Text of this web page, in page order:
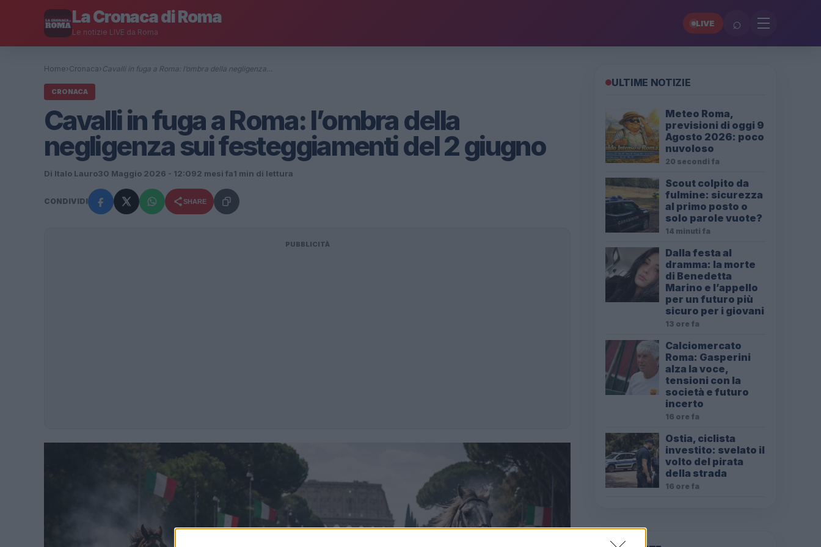
La Cronaca di Roma
Le notizie LIVE da Roma
LIVE ⌕
Home› Cronaca› Cavalli in fuga a Roma: l’ombra della negligenza…
CRONACA
Cavalli in fuga a Roma: l’ombra della
negligenza sui festeggiamenti del 2 giugno
Di Italo Lauro30 Maggio 2026 - 12:092 mesi fa1 min di lettura
CONDIVIDI SHARE
PUBBLICITÀ
ULTIME NOTIZIE
Meteo Roma,
previsioni di oggi 9
Agosto 2026: poco
nuvoloso
20 secondi fa
Scout colpito da
fulmine: sicurezza
al primo posto o
solo parole vuote?
14 minuti fa
Dalla festa al
dramma: la morte
di Benedetta
Marino e l’appello
per un futuro più
sicuro per i giovani
13 ore fa
Calciomercato
Roma: Gasperini
alza la voce,
tensioni con la
società e futuro
incerto
16 ore fa
Ostia, ciclista
investito: svelato il
volto del pirata
della strada
16 ore fa